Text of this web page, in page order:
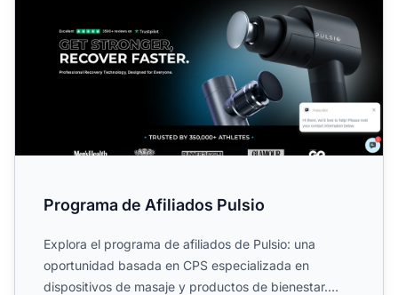
Programa de Afiliados Pulsio
Explora el programa de afiliados de Pulsio: una
oportunidad basada en CPS especializada en
dispositivos de masaje y productos de bienestar.